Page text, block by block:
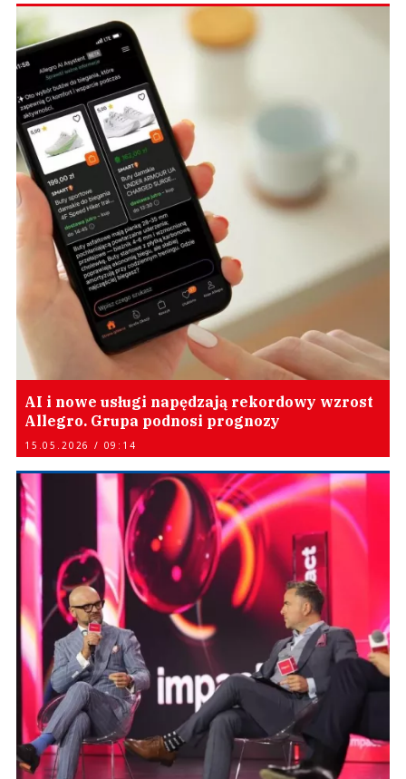
AI i nowe usługi napędzają rekordowy wzrost
Allegro. Grupa podnosi prognozy
15.05.2026 / 09:14